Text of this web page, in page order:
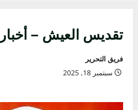
تقديس العيش –
فريق التحرير
سبتمبر 18, 2025